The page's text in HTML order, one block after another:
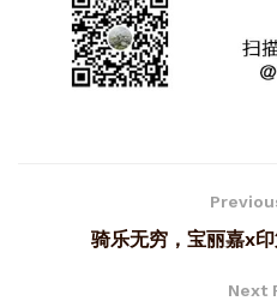
骑乐无穷，宝丽嘉x
Next